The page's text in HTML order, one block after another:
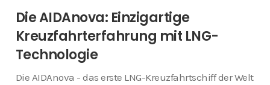
Die AIDAnova: Einzigartige
Kreuzfahrterfahrung mit LNG-
Technologie
Die AIDAnova - das erste LNG-Kreuzfahrtschiff der Welt